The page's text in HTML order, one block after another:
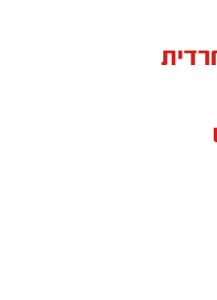
טעות בכתבה? נשמח
כי הם מחפשים מועמד
שיצטרפו
והקהילתית של אחד